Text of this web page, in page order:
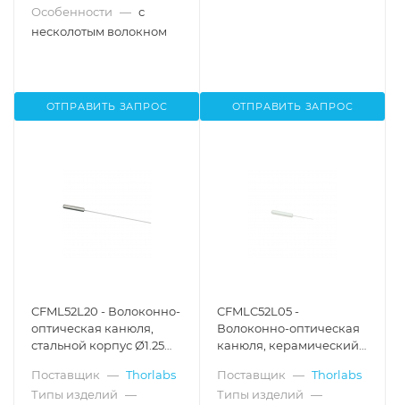
апертура 0.50
Особенности — с
несколотым волокном
ОТПРАВИТЬ ЗАПРОС ОТПРАВИТЬ ЗАПРОС
CFML52L20 - Волоконно-
оптическая канюля,
стальной корпус Ø1.25
сердцевины Ø200 мкм,
числовая апертура 0.50,
Поставщик — Thorlabs
Типы изделий —
CFMLC52L05 -
Волоконно-оптическая
канюля, керамический
диаметр сердцевины
Ø200 мкм, числовая
Поставщик — Thorlabs
Типы изделий —